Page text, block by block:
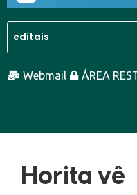
Webmail ÁREA
Horita vê